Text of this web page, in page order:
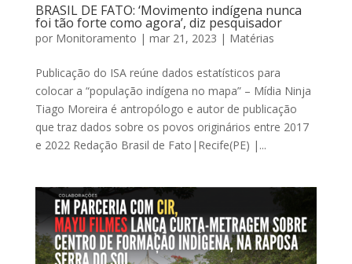
BRASIL DE FATO: ‘Movimento indígena nunca
foi tão forte como agora’, diz pesquisador
por Monitoramento | mar 21, 2023 | Matérias
Publicação do ISA reúne dados estatísticos para
colocar a “população indígena no mapa” – Mídia Ninja
Tiago Moreira é antropólogo e autor de publicação
que traz dados sobre os povos originários entre 2017
e 2022 Redação Brasil de Fato|Recife(PE) |...